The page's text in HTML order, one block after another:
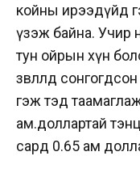
койны ирээдүйд
үзэж байна. Учир
тун ойрын хүн
зөвлөлд
гэжтэд
ам.доллартай
сард 0.65 ам